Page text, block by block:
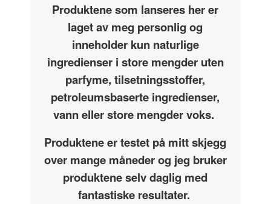
Produktene som lanseres her er
laget av meg personlig og
inneholder kun naturlige
ingredienser i store mengder uten
parfyme, tilsetningsstoffer,
petroleumsbaserte ingredienser,
vann eller store mengder voks.
Produktene er testet på mitt skjegg
over mange måneder og jeg bruker
produktene selv daglig med
fantastiske resultater.